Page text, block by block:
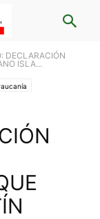
DECLARACIÓN
ISLA...